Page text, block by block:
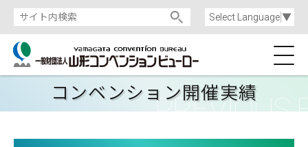
Select Language▼
コンベンション開催実績